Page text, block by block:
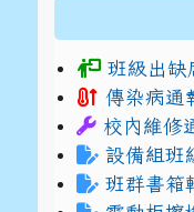
班級出缺
傳染病通
校內維修
設備組班
班群書箱